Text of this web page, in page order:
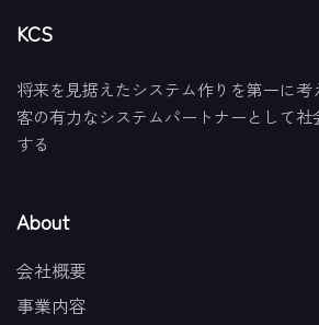
KCS
将来を見据えたシステム作りを第一に考
客の有力なシステムパートナーとして社
する
About
会社概要
事業内容